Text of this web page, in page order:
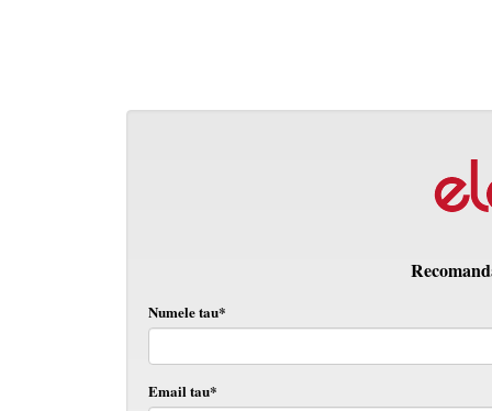
Numele tau*
Email tau*